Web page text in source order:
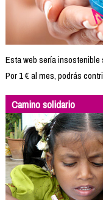
Esta web sería
Por 1 € al mes, podrás
Camino solidario